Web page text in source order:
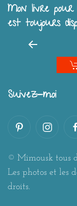
Mon livre pour
est toujours
Suivez-moi
© Mimousk tous
Les photos et les
droits.